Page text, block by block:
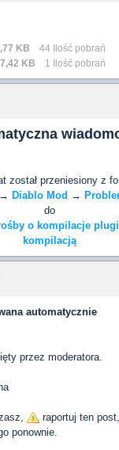
KB 44 Ilość pobrań
KB 1 Ilość pobrań
został przeniesiony z
Diablo Mod →
do
o kompilacje
kompilacją
automatycznie
przez moderatora.
raportuj ten
ponownie.